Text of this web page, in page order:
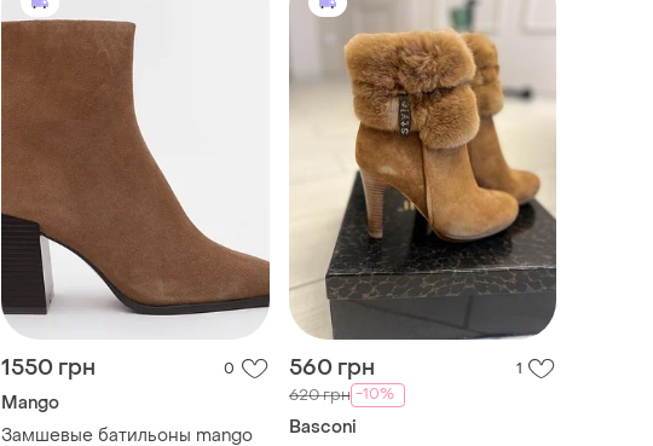
1550 грн 0
Mango
Замшевые батильоны mango
560 грн 1
620 грн -10%
Basconi